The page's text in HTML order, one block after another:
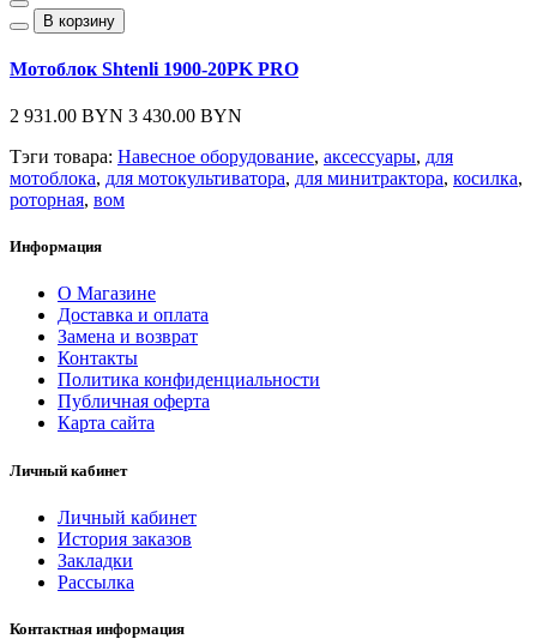
В корзину
Мотоблок Shtenli 1900-20PK PRO
2 931.00 BYN 3 430.00 BYN
Тэги товара: Навесное оборудование, аксессуары, для
мотоблока, для мотокультиватора, для минитрактора, косилка,
роторная, вом
Информация
О Магазине
Доставка и оплата
Замена и возврат
Контакты
Политика конфиденциальности
Публичная оферта
Карта сайта
Личный кабинет
Личный кабинет
История заказов
Закладки
Рассылка
Контактная информация